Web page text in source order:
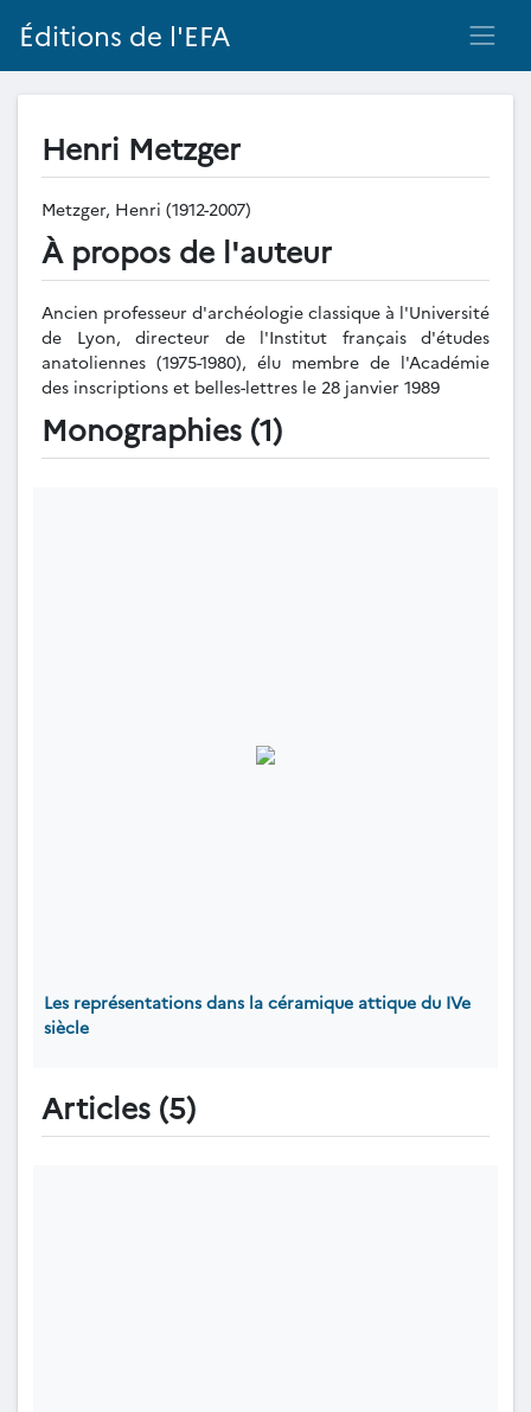
Éditions de l'EFA
Henri Metzger
Metzger, Henri (1912-2007)
À propos de l'auteur
Ancien professeur d'archéologie classique à l'Université
de Lyon, directeur de l'Institut français d'études
anatoliennes (1975-1980), élu membre de l'Académie
des inscriptions et belles-lettres le 28 janvier 1989
Monographies (1)
Les représentations dans la céramique attique du IVe
siècle
Articles (5)